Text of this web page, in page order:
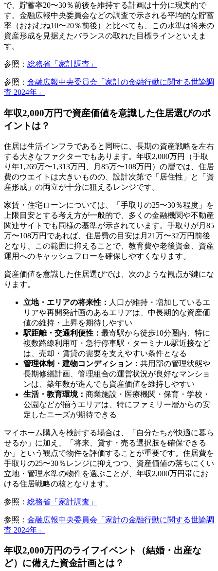
で、貯蓄率20〜30％前後を維持する計画は十分に現実的で
す。金融広報中央委員会などの調査で示される平均的な貯蓄
率（おおむね10〜20％前後）と比べても、この水準は将来の
資産形成を見据えたバランスの取れた目標ラインといえま
す。
参照： 総務省「家計調査」
参照： 金融広報中央委員会「家計の金融行動に関する世論調
査 2024年」
年収2,000万円で資産価値を意識した住居選びのポ
イントは？
住居は生活インフラであると同時に、長期の資産戦略を左右
する大きなファクターでもあります。年収2,000万円（手取
り年1,269万〜1,313万円、月85万〜108万円）の層では、住居
費のウエイトは大きいものの、設計次第で「居住性」と「資
産形成」の両立が十分に狙えるレンジです。
家賃・住宅ローンについては、「手取りの25〜30％程度」を
上限目安とする考え方が一般的で、多くの金融機関や不動産
関連サイトでも同様の基準が示されています。手取りが月85
万〜108万円であれば、住居費の目安は月21万〜32万円前後
となり、この範囲に抑えることで、教育費や老後資金、資産
運用へのキャッシュフローを確保しやすくなります。
資産価値を意識した住居選びでは、次のような観点が鍵にな
ります。
立地・エリアの将来性： 人口が維持・増加しているエ
リアや再開発計画のあるエリアは、中長期的な資産価
値の維持・上昇を期待しやすい
駅距離・交通利便性： 最寄駅から徒歩10分圏内、特に
複数路線利用可・急行停車駅・ターミナル駅近接など
は、売却・賃貸の需要を支えやすい条件となる
管理体制・建物コンディション： 共用部の管理状態や
長期修繕計画、管理組合の運営状況が良好なマンショ
ンは、築年数が進んでも資産価値を維持しやすい
生活・教育環境： 商業施設・医療機関・保育・学校・
公園などが揃うエリアは、特にファミリー層からの安
定したニーズが期待できる
マイホーム購入を検討する場合は、「自分たちが快適に暮ら
せるか」に加え、「将来、貸す・売る選択肢を確保できる
か」という観点で物件を評価することが重要です。住居費を
手取りの25〜30％レンジに抑えつつ、資産価値の落ちにくい
立地・管理水準の物件を選ぶことが、年収2,000万円帯にお
ける住居戦略の核となります。
参照： 総務省「家計調査」
参照： 金融広報中央委員会「家計の金融行動に関する世論調
査 2024年」
年収2,000万円のライフイベント（結婚・出産な
ど）に備えた資金計画とは？